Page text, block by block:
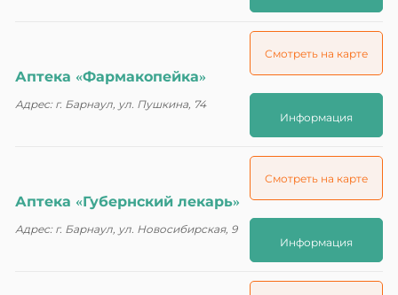
Аптека «Фармакопейка»
Адрес: г. Барнаул, ул. Пушкина, 74
Смотреть на карте
Информация
Аптека «Губернский лекарь»
Адрес: г. Барнаул, ул. Новосибирская, 9
Смотреть на карте
Информация